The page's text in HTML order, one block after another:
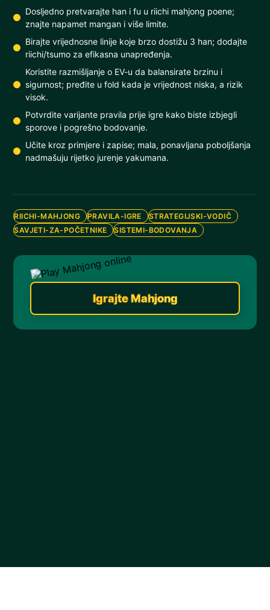
Dosljedno pretvarajte han i fu u riichi mahjong poene;
znajte napamet mangan i više limite.
Birajte vrijednosne linije koje brzo dostižu 3 han; dodajte
riichi/tsumo za efikasna unapređenja.
Koristite razmišljanje o EV-u da balansirate brzinu i
sigurnost; pređite u fold kada je vrijednost niska, a rizik
visok.
Potvrdite varijante pravila prije igre kako biste izbjegli
sporove i pogrešno bodovanje.
Učite kroz primjere i zapise; mala, ponavljana poboljšanja
nadmašuju rijetko jurenje yakumana.
RIICHI-MAHJONG PRAVILA-IGRE
STRATEGIJSKI-VODIČ
SAVJETI-ZA-POČETNIKE
SISTEMI-BODOVANJA
Igrajte Mahjong